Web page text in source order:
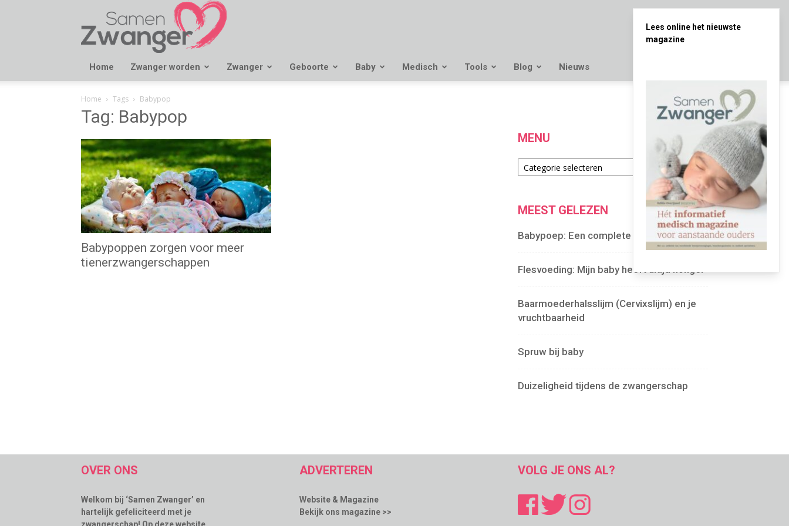
Samen
Zwanger
Home Zwanger worden Zwanger Geboorte Baby Medisch Tools Blog Nieuws
Home Tags Babypop
Tag: Babypop
Babypoppen zorgen voor meer
tienerzwangerschappen
MENU
Menu
MEEST GELEZEN
Babypoep: Een complete gids
Flesvoeding: Mijn baby heeft altijd honger
Baarmoederhalsslijm (Cervixslijm) en je
vruchtbaarheid
Spruw bij baby
Duizeligheid tijdens de zwangerschap
OVER ONS
Welkom bij ‘Samen Zwanger’ en
hartelijk gefeliciteerd met je
ADVERTEREN
Website & Magazine
Bekijk ons magazine >>
VOLG JE ONS AL?
Lees online het nieuwste
magazine